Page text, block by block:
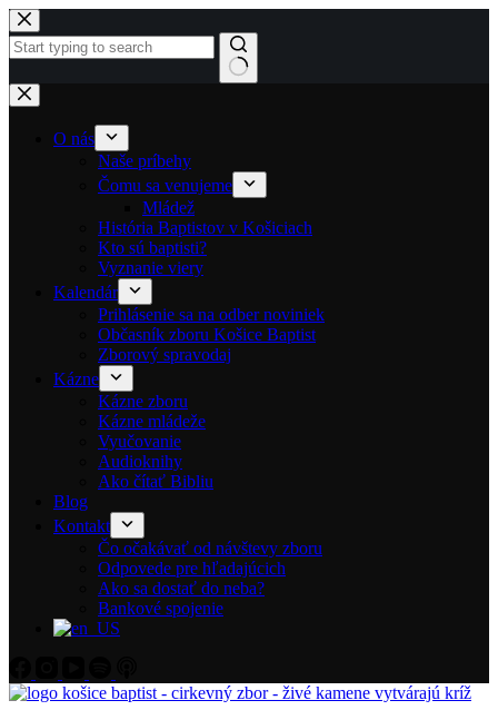
Skip to content
No results
O nás
Naše príbehy
Čomu sa venujeme
Mládež
História Baptistov v Košiciach
Kto sú baptisti?
Vyznanie viery
Kalendár
Prihlásenie sa na odber noviniek
Občasník zboru Košice Baptist
Zborový spravodaj
Kázne
Kázne zboru
Kázne mládeže
Vyučovanie
Audioknihy
Ako čítať Bibliu
Blog
Kontakt
Čo očakávať od návštevy zboru
Odpovede pre hľadajúcich
Ako sa dostať do neba?
Bankové spojenie